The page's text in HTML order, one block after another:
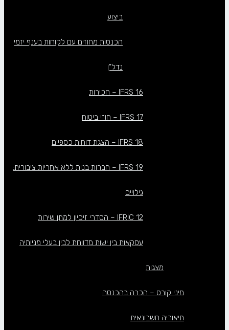
ביצוע
הכנסות מחוזים עם לקוחות בענף יזמי
נדל”ן
IFRS 16 – חכירות
IFRS 17 – חוזי ביטוח
IFRS 18 – הצגת דוחות כספיים
IFRS 19 – חברות בנות ללא אחריות ציבורית:
גילויים
IFRIC 12 – הסדרי זיכיון למתן שירות
עסקאות בין ישות מדווחת לבין בעלי מניותיה
מצגות
מיני קורס – הכרה בהכנסה
תיאוריה חשבונאית